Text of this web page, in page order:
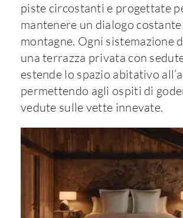
piste circostanti e progettate
mantenere un dialogo
montagne. Ogni sistemazione
una terrazza privata con
estende lo spazio abitativo
permettendo agli ospiti di
vedute sulle vette innevate.